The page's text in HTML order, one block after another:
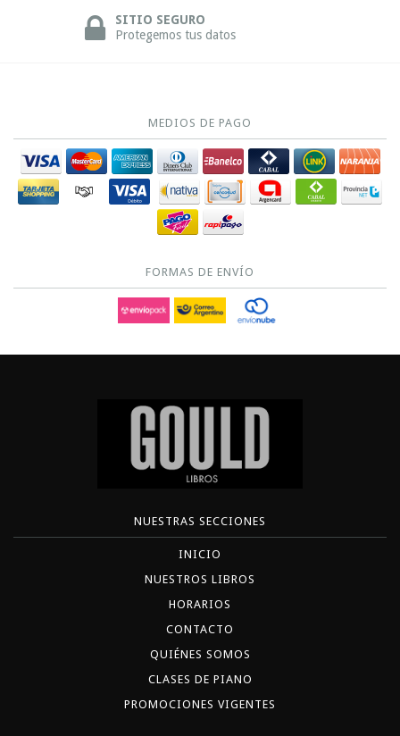
SITIO SEGURO
Protegemos tus datos
MEDIOS DE PAGO
FORMAS DE ENVÍO
NUESTRAS SECCIONES
INICIO
NUESTROS LIBROS
HORARIOS
CONTACTO
QUIÉNES SOMOS
CLASES DE PIANO
PROMOCIONES VIGENTES